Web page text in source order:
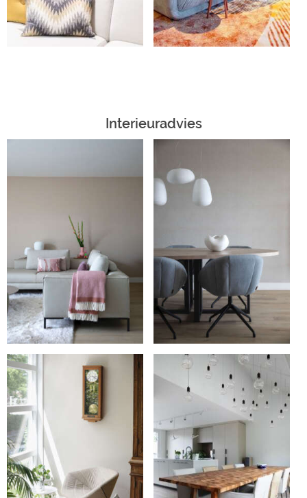
Interieuradvies